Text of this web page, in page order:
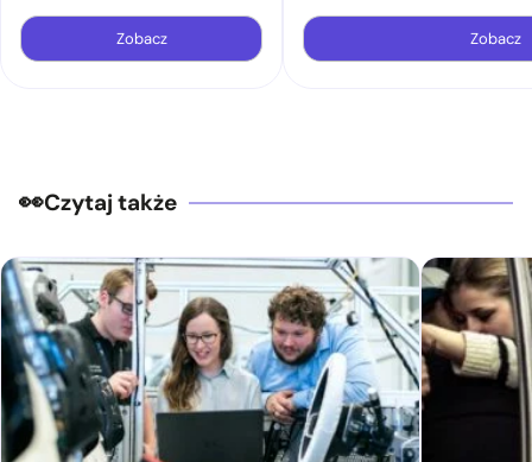
Zobacz Zobacz
Czytaj także